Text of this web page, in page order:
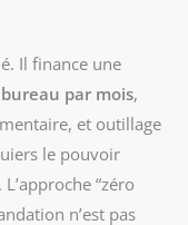
Il finance une
bureau par mois,
et outillage
le pouvoir
“zéro
n’est pas